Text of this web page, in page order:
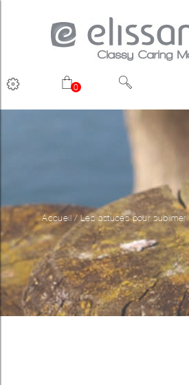
0
Accueil /Les astuces pour sublimer